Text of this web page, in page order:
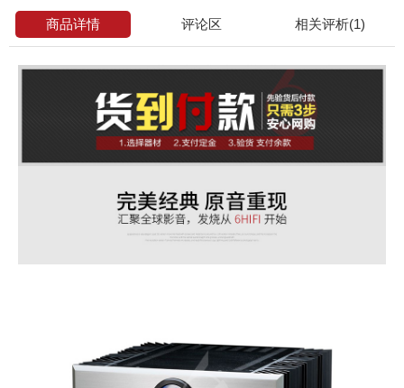
商品详情 评论区 相关评析(1)